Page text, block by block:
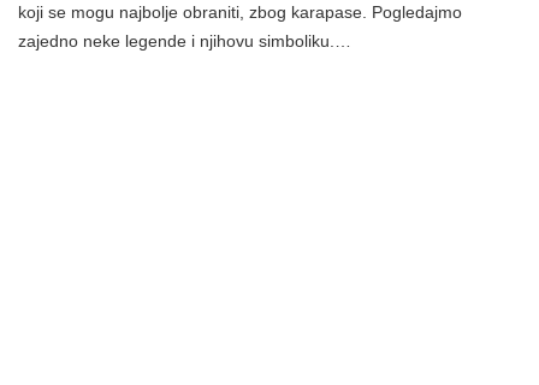
koji se mogu najbolje obraniti, zbog karapase. Pogledajmo
zajedno neke legende i njihovu simboliku.…